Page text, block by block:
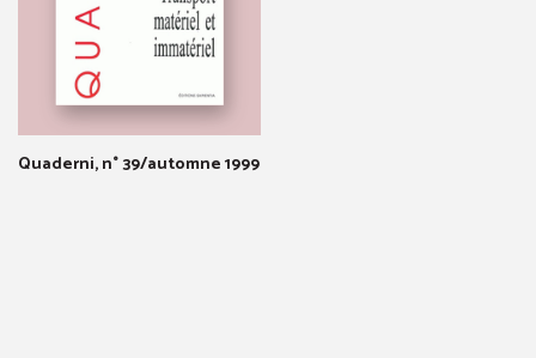
Quaderni, n° 39/automne 1999